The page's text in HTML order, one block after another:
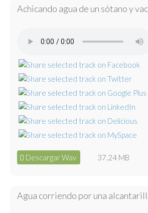
Achicando agua de un sótano y
Descargar Wav 37.24 MB
Agua corriendo por una